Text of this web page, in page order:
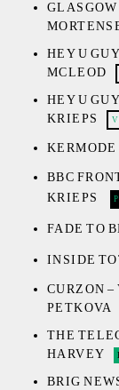
HEY U
MCLEOD
HEY U
KRIEPS
KERMODE
BBC
KRIEPS
FADE TO
INSIDE
CURZON
PETKOVA
THE
HARVEY
BRIG